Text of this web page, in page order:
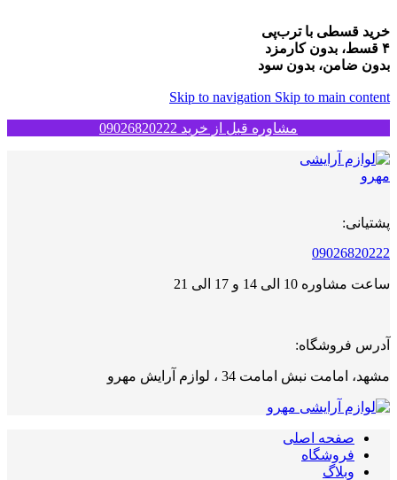
خرید قسطی با ترب‌پی
۴ قسط، بدون کارمزد
بدون ضامن، بدون سود
Skip to navigation Skip to main content
مشاوره قبل از خرید 09026820222
پشتیانی:
09026820222
ساعت مشاوره 10 الی 14 و 17 الی 21
آدرس فروشگاه:
مشهد، امامت نبش امامت 34 ، لوازم آرایش مهرو
صفحه اصلی
فروشگاه
وبلاگ